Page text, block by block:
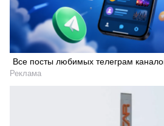
Все посты любимых телеграм
Реклама